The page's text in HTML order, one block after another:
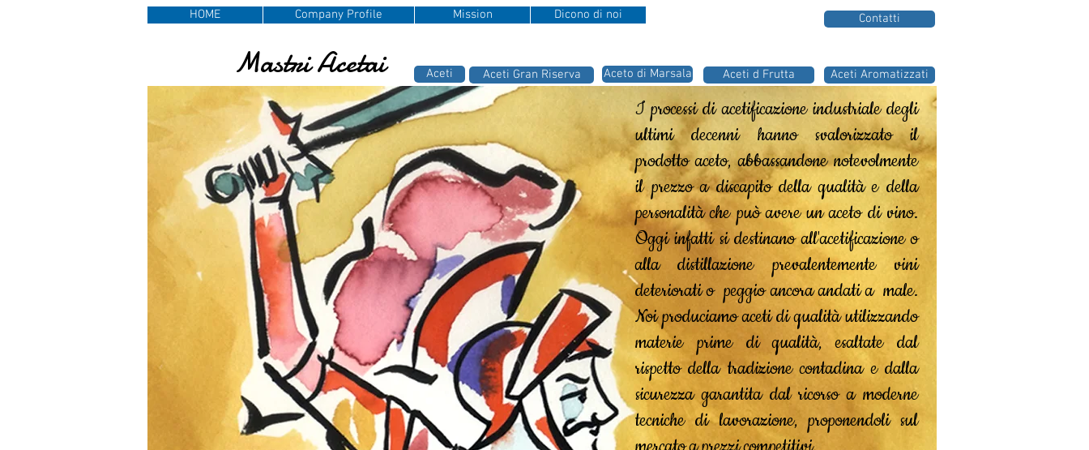
HOME Company Profile Mission Dicono di noi Contatti
Mastri Acetai Aceti Aceti Gran Riserva Aceto di Marsala Aceti d Frutta Aceti Aromatizzati
I processi di acetificazione industriale degli
ultimi decenni hanno svalorizzato il
prodotto aceto, abbassandone notevolmente
il prezzo a discapito della qualità e della
personalità che può avere un aceto di vino.
Oggi infatti si destinano all'acetificazione o
alla distillazione prevalentemente vini
deteriorati o peggio ancora andati a male.
Noi produciamo aceti di qualità utilizzando
materie prime di qualità, esaltate dal
rispetto della tradizione contadina e dalla
sicurezza garantita dal ricorso a moderne
tecniche di lavorazione, proponendoli sul